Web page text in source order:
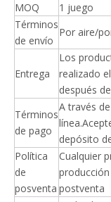
MOQ
1 juego
Términos
de envío
Por aire/
Entrega
Los
realizado
después
Términos
de pago
A través
depósito
Política
de
posventa
Cualquier
postventa